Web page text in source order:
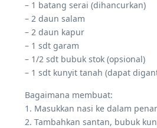
– 1 batang serai (dihancurkan)
– 2 daun salam
– 2 daun kapur
– 1 sdt garam
– 1/2 sdt bubuk stok (opsional)
– 1 sdt kunyit tanah (dapat
Bagaimana membuat:
1. Masukkan nasi ke dalam
2. Tambahkan santan, bubuk